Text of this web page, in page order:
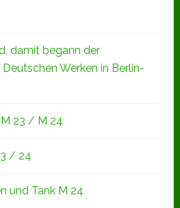
damit begann der
Werken in Berlin-
23 / M 24
/ 24
und Tank M 24